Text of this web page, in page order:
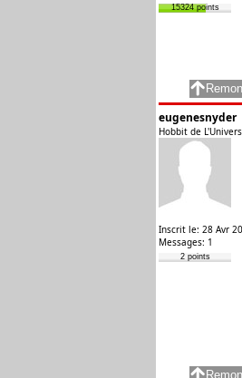
15324 points
eugenesnyder
Hobbit de L'Univers
Inscrit le: 28 Avr
Messages: 1
2 points